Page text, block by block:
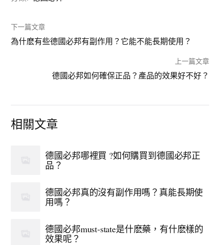
下一篇文章
為什麽有些德國必邦有副作用？它能不能長期使用？
上一篇文章
德國必邦如何確保正品？產品的效果好不好？
相關文章
德國必邦哪裡買 ?如何購買到德國必邦正
品？
德國必邦真的沒有副作用嗎？真能長期使
用嗎？
德國必邦must-state是什麽藥，有什麽樣的
效果呢？